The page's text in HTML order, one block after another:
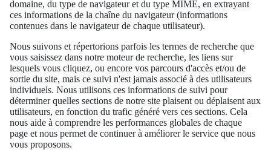
domaine, du type de navigateur et du type MIME, en extrayant
ces informations de la chaîne du navigateur (informations
contenues dans le navigateur de chaque utilisateur).
Nous suivons et répertorions parfois les termes de recherche que
vous saisissez dans notre moteur de recherche, les liens sur
lesquels vous cliquez, ou encore vos parcours d'accès et/ou de
sortie du site, mais ce suivi n'est jamais associé à des utilisateurs
individuels. Nous utilisons ces informations de suivi pour
déterminer quelles sections de notre site plaisent ou déplaisent aux
utilisateurs, en fonction du trafic généré vers ces sections. Cela
nous aide à comprendre les performances globales de chaque
page et nous permet de continuer à améliorer le service que nous
vous proposons.